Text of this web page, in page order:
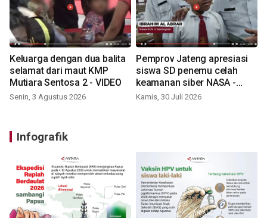
Keluarga dengan dua balita
selamat dari maut KMP
Mutiara Sentosa 2 - VIDEO
Senin, 3 Agustus 2026
Pemprov Jateng apresiasi
siswa SD penemu celah
keamanan siber NASA -
VIDEO
Kamis, 30 Juli 2026
Infografik